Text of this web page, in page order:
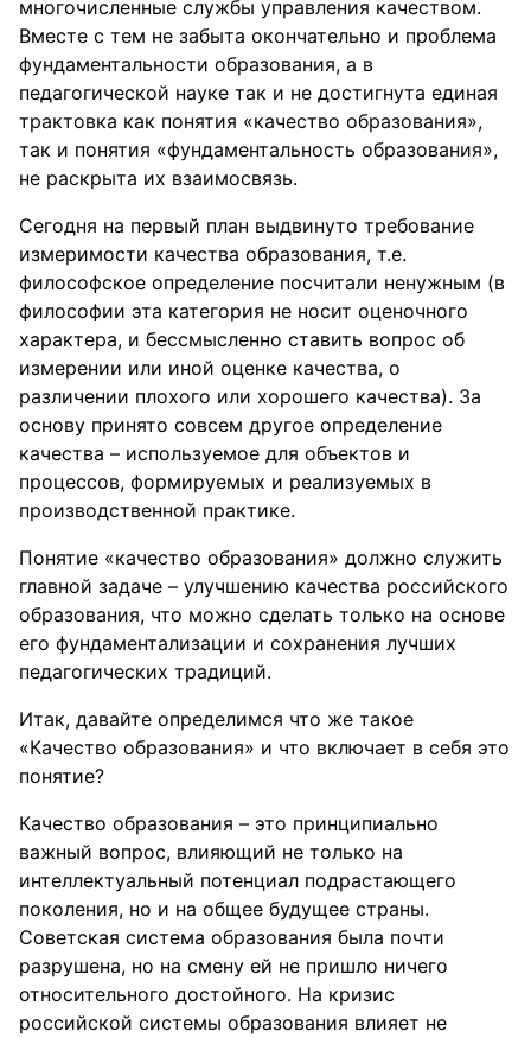
многочисленные службы управления качеством.
Вместе с тем не забыта окончательно и проблема
фундаментальности образования, а в
педагогической науке так и не достигнута единая
трактовка как понятия «качество образования»,
так и понятия «фундаментальность образования»,
не раскрыта их взаимосвязь.
Сегодня на первый план выдвинуто требование
измеримости качества образования, т.е.
философское определение посчитали ненужным (в
философии эта категория не носит оценочного
характера, и бессмысленно ставить вопрос об
измерении или иной оценке качества, о
различении плохого или хорошего качества). За
основу принято совсем другое определение
качества – используемое для объектов и
процессов, формируемых и реализуемых в
производственной практике.
Понятие «качество образования» должно служить
главной задаче – улучшению качества российского
образования, что можно сделать только на основе
его фундаментализации и сохранения лучших
педагогических традиций.
Итак, давайте определимся что же такое
«Качество образования» и что включает в себя это
понятие?
Качество образования – это принципиально
важный вопрос, влияющий не только на
интеллектуальный потенциал подрастающего
поколения, но и на общее будущее страны.
Советская система образования была почти
разрушена, но на смену ей не пришло ничего
относительного достойного. На кризис
российской системы образования влияет не